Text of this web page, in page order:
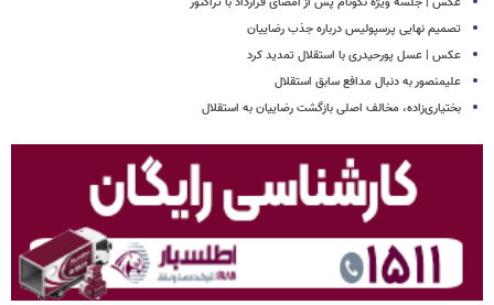
تصمیم نهایی پرسپولیس درباره جذب رضاییان
عکس | عسل پورحیدری با استقلال تمدید کرد
علیمنصور به دنبال مدافع سابق استقلال
بختیاری‌زاده، مخالف اصلی بازگشت رضاییان به استقلال